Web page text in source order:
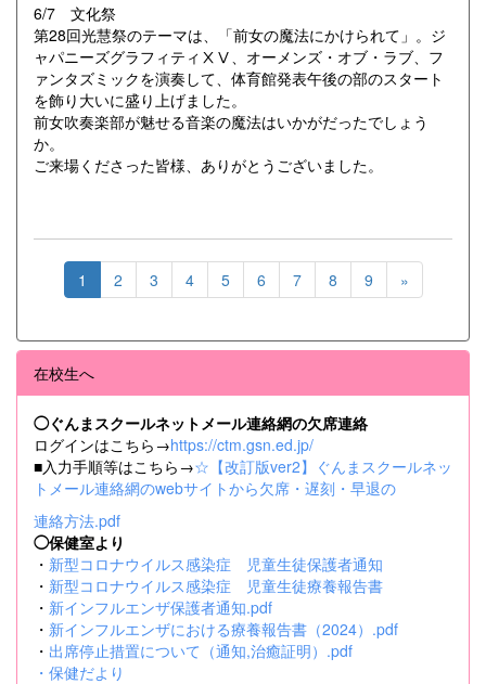
6/7 文化祭
第28回光慧祭のテーマは、「前女の魔法にかけられて」。ジ
ャパニーズグラフィティⅩⅤ、オーメンズ・オブ・ラブ、フ
ァンタズミックを演奏して、体育館発表午後の部のスタート
を飾り大いに盛り上げました。
前女吹奏楽部が魅せる音楽の魔法はいかがだったでしょう
か。
ご来場くださった皆様、ありがとうございました。
1 2 3 4 5 6 7 8 9 »
在校生へ
◯ぐんまスクールネットメール連絡網の欠席連絡
ログインはこちら→https://ctm.gsn.ed.jp/
■入力手順等はこちら→☆【改訂版ver2】ぐんまスクールネッ
トメール連絡網のwebサイトから欠席・遅刻・早退の
連絡方法.pdf
◯保健室より
・ 新型コロナウイルス感染症 児童生徒保護者通知
・ 新型コロナウイルス感染症 児童生徒療養報告書
・ 新インフルエンザ保護者通知.pdf
・ 新インフルエンザにおける療養報告書（2024）.pdf
・ 出席停止措置について（通知,治癒証明）.pdf
・ 保健だより